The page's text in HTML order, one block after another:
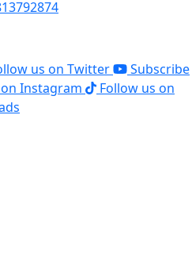
us on Twitter
Subscribe
Instagram
Follow us on